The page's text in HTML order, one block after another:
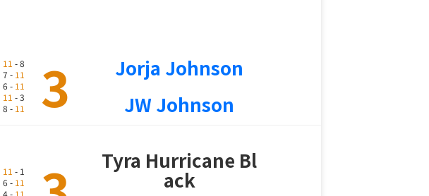
11 - 8
7 - 11
6 - 11
11 - 3
8 - 11 3
Jorja Johnson
JW Johnson
11 - 1
6 - 11
4 - 11
Tyra Hurricane Bl
ack